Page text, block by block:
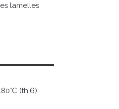
lamelles
(th.6).